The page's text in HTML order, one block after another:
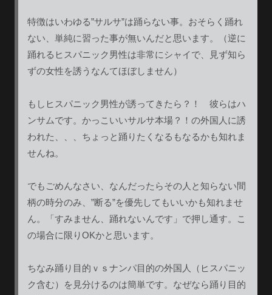
特徴はいわゆる”サルサ”は踊らない事。おそらく踊れ
ない、単純に習った事が無いんだと思います。（逆に
踊れるヒスパニック男性は非常にシャイで、見ず知ら
ずの女性を誘うなんてほぼしません）
もしヒスパニック男性が誘ってきたら？！ 彼らはハ
ンサムです。かっこいいサルサ本場？！の外国人に誘
われた、、、ちょっと踊りたくなるもなるかも知れま
せんね。
でもごめんなさい、なんだったらその人と知らない間
柄の時分のみ、”断る”を優先してもいいかも知れませ
ん。「すみません、踊れないんです」で押し通す。こ
の場合に限りOKかと思います。
ちなみ踊り目的ｖｓナンパ目的の外国人（ヒスパニッ
ク含む）を見分けるのは簡単です。なぜなら踊り目的